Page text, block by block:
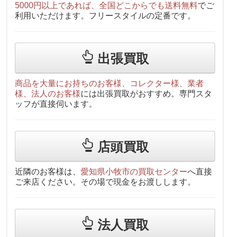
5000円以上であれば、全国どこからでも送料無料でご
利用いただけます。フリースタイルの定番です。
出張買取
商品を大量にお持ちのお客様、コレクター様、業者
様、法人のお客様には出張買取がおすすめ。専門スタ
ッフが直接伺います。
店頭買取
近隣のお客様は、愛知県小牧市の買取センターへ直接
ご来店ください。その場で現金をお渡しします。
法人買取